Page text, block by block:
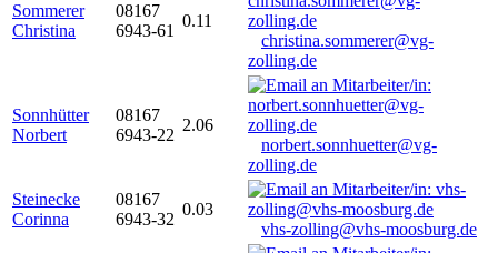
Sommerer
Christina
08167
6943-61
0.11
christina.sommerer@vg-
zolling.de
Sonnhütter
Norbert
08167
6943-22
2.06
norbert.sonnhuetter@vg-
zolling.de
Steinecke
Corinna
08167
6943-32
0.03
vhs-zolling@vhs-moosburg.de